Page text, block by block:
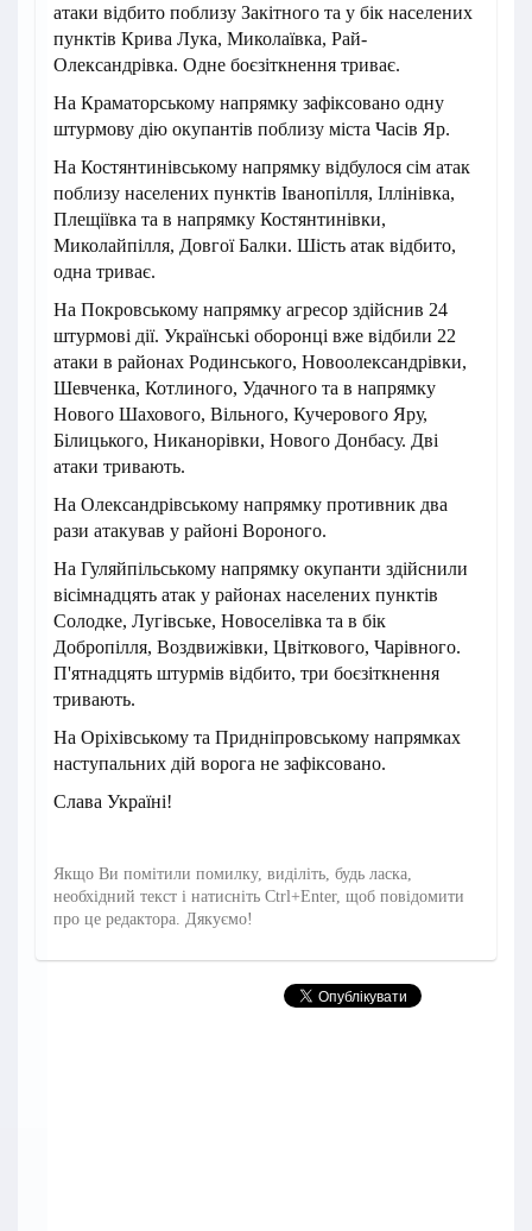
атаки відбито поблизу Закітного та у бік населених
пунктів Крива Лука, Миколаївка, Рай-
Олександрівка. Одне боєзіткнення триває.
На Краматорському напрямку зафіксовано одну
штурмову дію окупантів поблизу міста Часів Яр.
На Костянтинівському напрямку відбулося сім атак
поблизу населених пунктів Іванопілля, Іллінівка,
Плещіївка та в напрямку Костянтинівки,
Миколайпілля, Довгої Балки. Шість атак відбито,
одна триває.
На Покровському напрямку агресор здійснив 24
штурмові дії. Українські оборонці вже відбили 22
атаки в районах Родинського, Новоолександрівки,
Шевченка, Котлиного, Удачного та в напрямку
Нового Шахового, Вільного, Кучерового Яру,
Білицького, Никанорівки, Нового Донбасу. Дві
атаки тривають.
На Олександрівському напрямку противник два
рази атакував у районі Вороного.
На Гуляйпільському напрямку окупанти здійснили
вісімнадцять атак у районах населених пунктів
Солодке, Лугівське, Новоселівка та в бік
Добропілля, Воздвижівки, Цвіткового, Чарівного.
П'ятнадцять штурмів відбито, три боєзіткнення
тривають.
На Оріхівському та Придніпровському напрямках
наступальних дій ворога не зафіксовано.
Слава Україні!
Якщо Ви помітили помилку, виділіть, будь ласка,
необхідний текст і натисніть Ctrl+Enter, щоб повідомити
про це редактора. Дякуємо!